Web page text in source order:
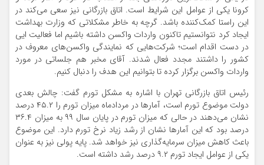
کرونا یکی از عوامل این شرایط است. اتاق بازرگانی نیز سعی می‌کند در
این راستا کمک‌کننده باشد. گرچه به خاطر مشکلاتی که وزارت بهداشت
ایجاد کرد نتوانستیم تاکنون واردات واکسن داشته باشیم اما فعالیت ‌ایی
در دست اقدام است؛ شرکت‌هایی که نمایندگی واکسن‌های معروف در
کشور را داشتند مجدد فعال شدند. آقای مخبر هم جلساتی در مورد
واردات واکسن برگزار کرده تا بتوانیم این هدف را دنبال کنیم.
رئیس اتاق بازرگانی تهران با اشاره به مشکل تورم گفت: چالش بعدی
دولت موضوع تورم است، آمارها در مردادماه میزان تورم را ۴۵.۲ درصد
نشان می‌دهند در حالی که میزان تورم در پایان سال ۹۹ به میزان ۳۶.۴
درصد بود که این آمارها نشان از رشد زیاد نرخ تورم دارد. این موضوع
باعث کاهش میزان سرمایه‌گذاری نیز خواهد شد. پایه پولی نیز به عنوان
یکی از عوامل ایجاد تورم ۹.۲ درصد رشد داشته است.